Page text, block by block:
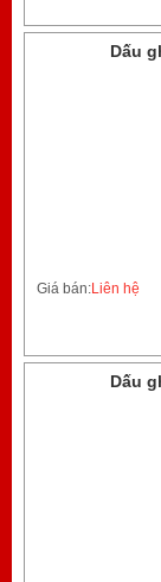
Dấu
Giá bán:Liên hệ
Dấu